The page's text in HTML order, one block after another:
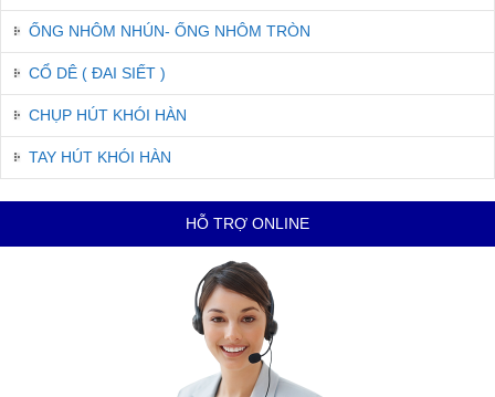
ỐNG NHÔM NHÚN- ỐNG NHÔM TRÒN
CỔ DÊ ( ĐAI SIẾT )
CHỤP HÚT KHÓI HÀN
TAY HÚT KHÓI HÀN
HỖ TRỢ ONLINE